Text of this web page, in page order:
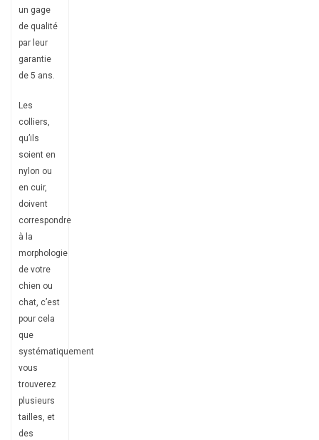
un gage
de qualité
par leur
garantie
de 5 ans.
Les
colliers,
qu’ils
soient en
nylon ou
en cuir,
doivent
correspondre
à la
morphologie
de votre
chien ou
chat, c’est
pour cela
que
systématiquement
vous
trouverez
plusieurs
tailles, et
des